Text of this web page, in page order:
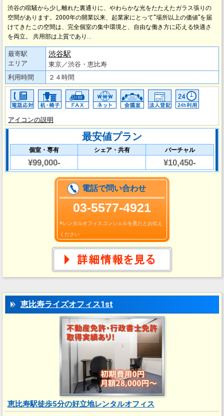
渋谷の喧騒から少し離れた裏通りに、やわらかな光をたたえたガラス張りの
空間があります。2000年の開業以来、起業家にとって“場所以上の価値”を届
けてきたこの空間は、完全個室の集中環境と、自由な働き方に応える快適さ
を両立。 共用部は上質であり…
最寄駅
エリア
渋谷駅
東京／渋谷・恵比寿
利用時間
２４時間
アイコンの説明
最安値プラン
個室・専有 シェア・共有 バーチャル
¥99,000- ¥10,450-
電話で問い合わせ
03-5577-4921
※レンタルオフィスコンシェルを見たとお伝え
ください
恵比寿ライズオフィス1st
恵比寿駅徒歩5分の好立地レンタルオフィス